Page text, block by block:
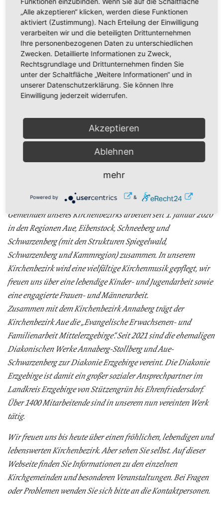
Die ersten Kirchgemeinden gründeten sich in unserer Region
schon im 12. Jahrhundert kurz nach der Besiedlung des
Erzgebirges, das durch seine Erz- und Silbervorkommen große
Bedeutung erlangte. Der von Martin Luther im 16. Jahrhundert
angestoßenen Reformation schlossen sich die Bergmänner
begeistert an. Und auch heute noch prägen bergmännische
Traditionen und tiefer Glaube das Erzgebirge. In einigen
Gemeinden kann man noch von volkskirchlichen Strukturen
Unser Kirchenbezirk umfasst das Westerzgebirge mit den
Hauptorten Hartenstein, Lößnitz, Aue- Bad Schlema,
Schneeberg, Eibenstock, Schwarzenberg, Johanngeorgenstadt.
Im Kirchenbezirk Aue gibt es 30 Kirchgemeinden mit insgesamt
und 47 Predigtstätten, davon sind 7 Pfarrstellen unbesetzt. Die
Gemeinden unseres Kirchenbezirks arbeiten seit 1. Januar 2020
in den Regionen Aue, Eibenstock, Schneeberg und
Schwarzenberg (mit den Strukturen Spiegelwald,
Schwarzenberg und Kammregion) zusammen. In unserem
Kirchenbezirk wird eine vielfältige Kirchenmusik gepflegt, wir
freuen uns über eine lebendige Kinder- und Jugendarbeit sowie
eine engagierte Frauen- und Männerarbeit.
Zusammen mit dem Kirchenbezirk Annaberg trägt der
Kirchenbezirk Aue die „Evangelische Erwachsenen- und
Familienarbeit Mittelerzgebirge“. Seit 2021 sind die ehemaligen
Diakonischen Werke Annaberg-Stollberg und Aue-
Schwarzenberg zur Diakonie Erzgebirge vereint. Die Diakonie
Erzgebirge ist damit ein großer sozialer Ansprechpartner im
Landkreis Erzgebirge von Stützengrün bis Ehrenfriedersdorf.
Über 1400 Mitarbeitende sind in unserem nun vereinten Werk
tätig.
Wir freuen uns bis heute über einen fröhlichen, lebendigen und
lebenswerten Kirchenbezirk. Aber sehen Sie selbst. Auf dieser
Webseite finden Sie Informationen zu den einzelnen
Kirchgemeinden und besonderen Veranstaltungen. Bei Fragen
oder Problemen wenden Sie sich bitte an die Kontaktpersonen.
„Alle akzeptieren“ klicken, werden diese Funktionen
aktiviert (Zustimmung). Nach Erteilung der Einwilligung
verarbeiten wir und die beteiligten Drittunternehmen
Ihre personenbezogenen Daten zu unterschiedlichen
Zwecken. Detaillierte Informationen zu Zweck,
Rechtsgrundlage und Drittunternehmen finden Sie
unter der Schaltfläche „Weitere Informationen“ und in
unserer Datenschutzerklärung. Sie können Ihre
Einwilligung jederzeit widerrufen.
Akzeptieren
Ablehnen
mehr
Powered by &